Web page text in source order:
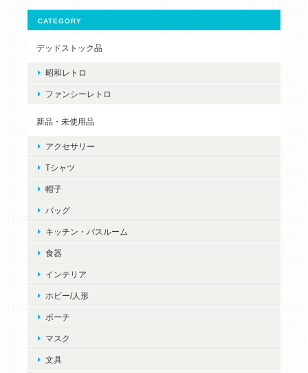
CATEGORY
デッドストック品
昭和レトロ
ファンシーレトロ
新品・未使用品
アクセサリー
Tシャツ
帽子
バッグ
キッチン・バスルーム
食器
インテリア
ホビー/人形
ポーチ
マスク
文具